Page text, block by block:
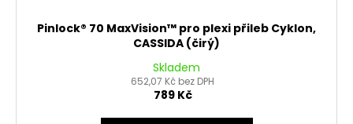
Pinlock® 70 MaxVision™ pro plexi přileb Cyklon,
CASSIDA (čirý)
Skladem
652,07 Kč bez DPH
789 Kč